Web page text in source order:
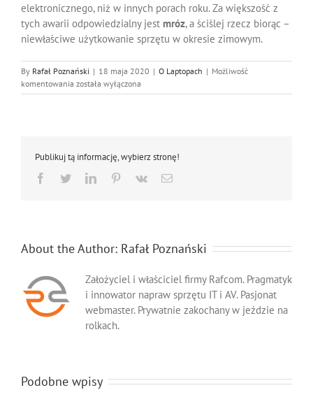
elektronicznego, niż w innych porach roku. Za większość z
tych awarii odpowiedzialny jest mróz, a ściślej rzecz biorąc –
niewłaściwe użytkowanie sprzętu w okresie zimowym.
By Rafał Poznański | 18 maja 2020 | O Laptopach | Możliwość
komentowania Jak
chronić
została wyłączona
Publikuj tą informację, wybierz stronę!
Facebook
TwitterLinkedInPinterest
Vk Email
About the Author: Rafał Poznański
Założyciel i właściciel firmy Rafcom. Pragmatyk
i innowator napraw sprzętu IT i AV. Pasjonat
webmaster. Prywatnie zakochany w jeździe na
rolkach.
Podobne wpisy